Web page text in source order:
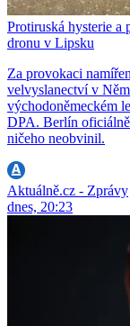
Protiruská hysterie a
dronu v Lipsku
Za provokaci
velvyslanectví v
východoněmeckém
DPA. Berlín
ničeho neobvinil.
Aktuálně.cz - Zprávy
dnes, 20:23